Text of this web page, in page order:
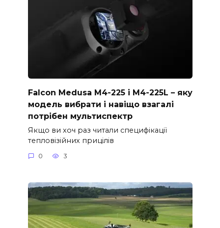
Falcon Medusa M4-225 і M4-225L – яку
модель вибрати і навіщо взагалі
потрібен мультиспектр
Якщо ви хоч раз читали специфікації
тепловізійних прицілів
0 3